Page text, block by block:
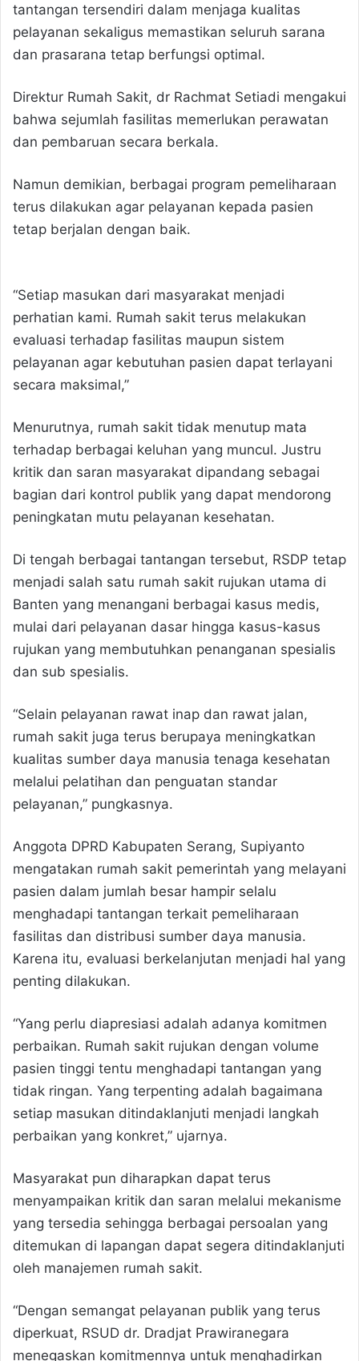
tantangan tersendiri dalam menjaga kualitas
pelayanan sekaligus memastikan seluruh sarana
dan prasarana tetap berfungsi optimal.
Direktur Rumah Sakit, dr Rachmat Setiadi mengakui
bahwa sejumlah fasilitas memerlukan perawatan
dan pembaruan secara berkala.
Namun demikian, berbagai program pemeliharaan
terus dilakukan agar pelayanan kepada pasien
tetap berjalan dengan baik.
“Setiap masukan dari masyarakat menjadi
perhatian kami. Rumah sakit terus melakukan
evaluasi terhadap fasilitas maupun sistem
pelayanan agar kebutuhan pasien dapat terlayani
secara maksimal,”
Menurutnya, rumah sakit tidak menutup mata
terhadap berbagai keluhan yang muncul. Justru
kritik dan saran masyarakat dipandang sebagai
bagian dari kontrol publik yang dapat mendorong
peningkatan mutu pelayanan kesehatan.
Di tengah berbagai tantangan tersebut, RSDP tetap
menjadi salah satu rumah sakit rujukan utama di
Banten yang menangani berbagai kasus medis,
mulai dari pelayanan dasar hingga kasus-kasus
rujukan yang membutuhkan penanganan spesialis
dan sub spesialis.
“Selain pelayanan rawat inap dan rawat jalan,
rumah sakit juga terus berupaya meningkatkan
kualitas sumber daya manusia tenaga kesehatan
melalui pelatihan dan penguatan standar
pelayanan,” pungkasnya.
Anggota DPRD Kabupaten Serang, Supiyanto
mengatakan rumah sakit pemerintah yang melayani
pasien dalam jumlah besar hampir selalu
menghadapi tantangan terkait pemeliharaan
fasilitas dan distribusi sumber daya manusia.
Karena itu, evaluasi berkelanjutan menjadi hal yang
penting dilakukan.
“Yang perlu diapresiasi adalah adanya komitmen
perbaikan. Rumah sakit rujukan dengan volume
pasien tinggi tentu menghadapi tantangan yang
tidak ringan. Yang terpenting adalah bagaimana
setiap masukan ditindaklanjuti menjadi langkah
perbaikan yang konkret,” ujarnya.
Masyarakat pun diharapkan dapat terus
menyampaikan kritik dan saran melalui mekanisme
yang tersedia sehingga berbagai persoalan yang
ditemukan di lapangan dapat segera ditindaklanjuti
oleh manajemen rumah sakit.
“Dengan semangat pelayanan publik yang terus
diperkuat, RSUD dr. Dradjat Prawiranegara
menegaskan komitmennya untuk menghadirkan